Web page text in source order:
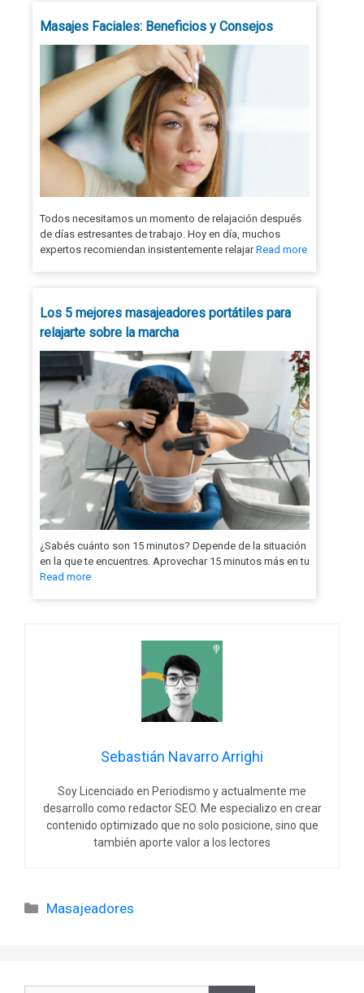
Masajes Faciales: Beneficios y Consejos
Todos necesitamos un momento de relajación después
de días estresantes de trabajo. Hoy en día, muchos
expertos recomiendan insistentemente relajarRead more
Los 5 mejores masajeadores portátiles para
relajarte sobre la marcha
¿Sabés cuánto son 15 minutos? Depende de la situación
en la que te encuentres. Aprovechar 15 minutos más en tu
Read more
Sebastián Navarro Arrighi
Soy Licenciado en Periodismo y actualmente me
desarrollo como redactor SEO. Me especializo en crear
contenido optimizado que no solo posicione, sino que
también aporte valor a los lectores
Categorías
Masajeadores